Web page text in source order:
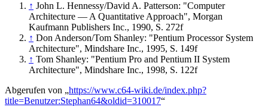
↑ John L. Hennessy/David A. Patterson: "Computer
Architecture — A Quantitative Approach", Morgan
Kaufmann Publishers Inc., 1990, S. 272f
↑ Don Anderson/Tom Shanley: "Pentium Processor System
Architecture", Mindshare Inc., 1995, S. 149f
↑ Tom Shanley: "Pentium Pro and Pentium II System
Architecture", Mindshare Inc., 1998, S. 122f
Abgerufen von „https://www.c64-wiki.de/index.php?
title=Benutzer:Stephan64&oldid=310017“